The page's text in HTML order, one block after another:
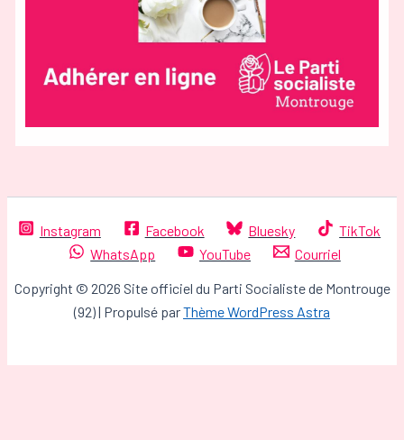
Instagram Facebook Bluesky
TikTok
WhatsApp
YouTube Courriel
Copyright © 2026 Site officiel du Parti Socialiste de Montrouge
(92) | Propulsé parThème WordPress Astra